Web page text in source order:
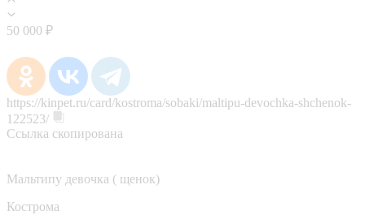
50 000 ₽
https://kinpet.ru/card/kostroma/sobaki/maltipu-devochka-shchenok-
122523/
Ссылка скопирована
Мальтипу девочка ( щенок)
Кострома